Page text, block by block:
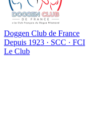
Doggen Club de France
Depuis 1923 · SCC · FCI
Le Club